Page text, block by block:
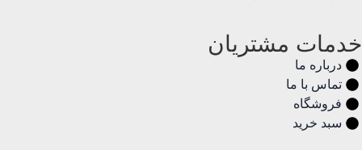
خدمات مشتریان
درباره ما
تماس با ما
فروشگاه
سبد خرید